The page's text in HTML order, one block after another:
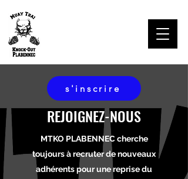
s'inscrire
REJOIGNEZ-NOUS
MTKO PLABENNEC cherche
toujours à recruter de nouveaux
adhérents pour une reprise du